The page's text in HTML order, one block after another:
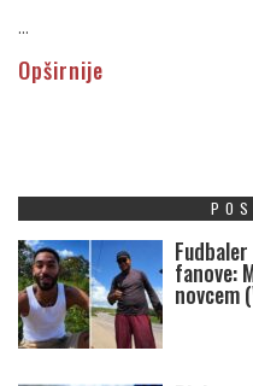
...
Opširnije
fanove:
novcem